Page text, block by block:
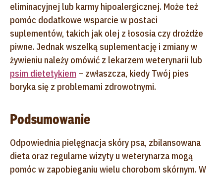
eliminacyjnej lub karmy hipoalergicznej. Może też
pomóc dodatkowe wsparcie w postaci
suplementów, takich jak olej z łososia czy drożdże
piwne. Jednak wszelką suplementację i zmiany w
żywieniu należy omówić z lekarzem weterynarii lub
psim dietetykiem – zwłaszcza, kiedy Twój pies
boryka się z problemami zdrowotnymi.
Podsumowanie
Odpowiednia pielęgnacja skóry psa, zbilansowana
dieta oraz regularne wizyty u weterynarza mogą
pomóc w zapobieganiu wielu chorobom skórnym. W